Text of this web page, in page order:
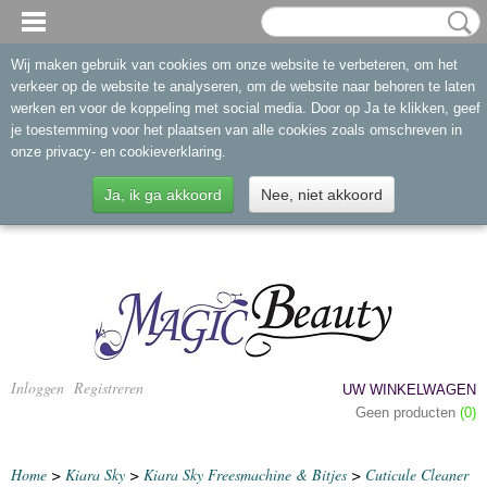
Inloggen Registreren
UW WINKELWAGEN
Geen producten (0)
Home > Kiara Sky > Kiara Sky Freesmachine & Bitjes > Cuticule Cleaner
Wij maken gebruik van cookies om onze website te verbeteren, om het
verkeer op de website te analyseren, om de website naar behoren te laten
werken en voor de koppeling met social media. Door op Ja te klikken, geef
je toestemming voor het plaatsen van alle cookies zoals omschreven in
onze privacy- en cookieverklaring.
Ja, ik ga akkoord Nee, niet akkoord